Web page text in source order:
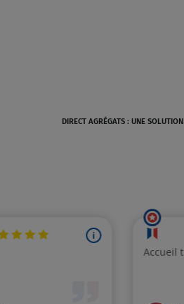
DIRECT AGRÉGATS : UNE